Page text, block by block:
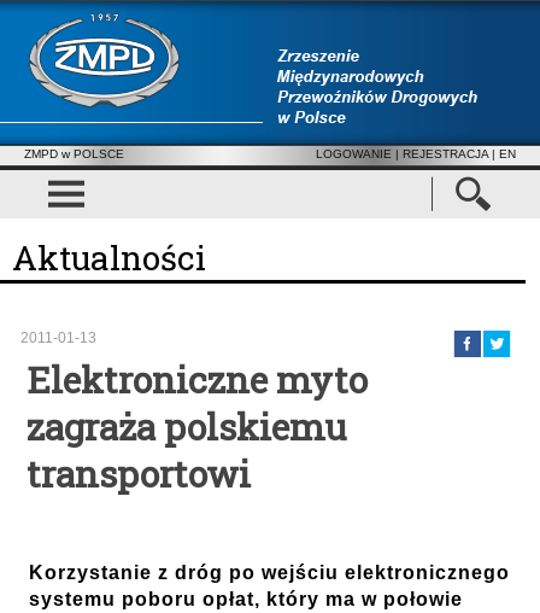
ZMPD w POLSCE LOGOWANIE | REJESTRACJA | EN
Aktualności
2011-01-13
Elektroniczne myto
zagraża polskiemu
transportowi
Korzystanie z dróg po wejściu elektronicznego
systemu poboru opłat, który ma w połowie